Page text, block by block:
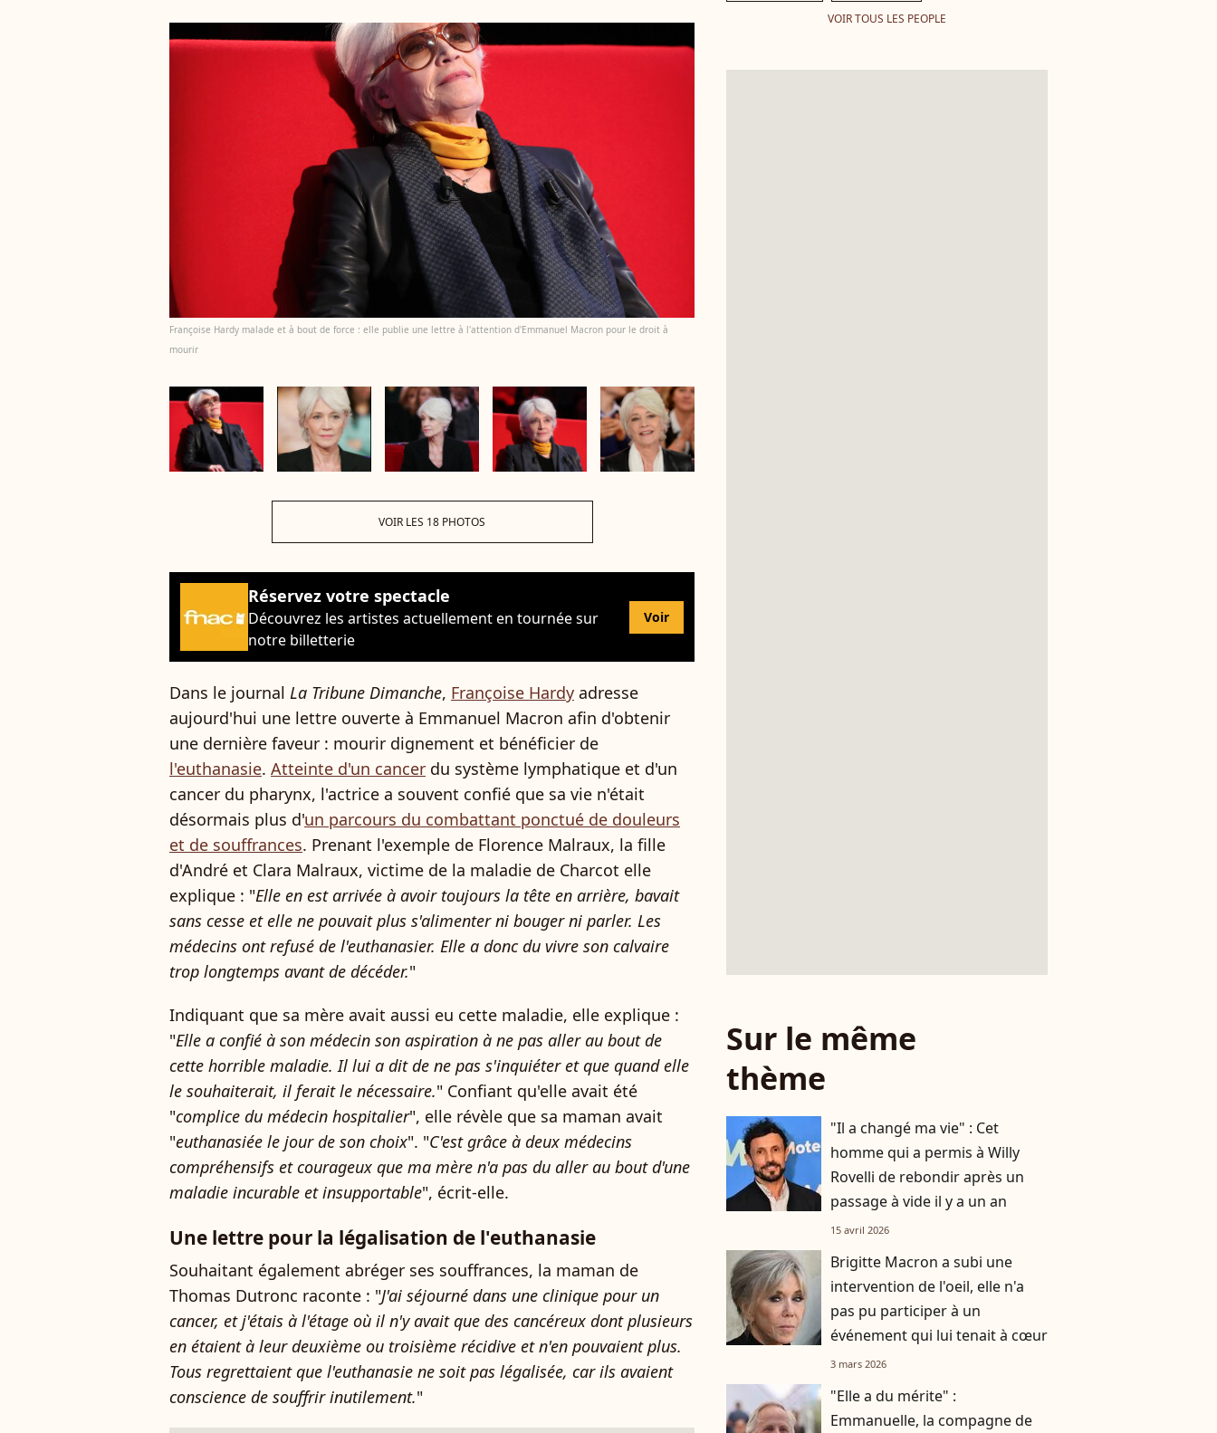
Françoise Hardy malade et à bout de force : elle publie une lettre à l'attention d'Emmanuel Macron pour le droit à
mourir
VOIR LES 18 PHOTOS
Réservez votre spectacle
Découvrez les artistes actuellement en tournée sur
notre billetterie
Voir
Dans le journal La Tribune Dimanche, Françoise Hardy adresse
aujourd'hui une lettre ouverte à Emmanuel Macron afin d'obtenir
une dernière faveur : mourir dignement et bénéficier de
l'euthanasie. Atteinte d'un cancer du système lymphatique et d'un
cancer du pharynx, l'actrice a souvent confié que sa vie n'était
désormais plus d'un parcours du combattant ponctué de douleurs
et de souffrances. Prenant l'exemple de Florence Malraux, la fille
d'André et Clara Malraux, victime de la maladie de Charcot elle
explique : "Elle en est arrivée à avoir toujours la tête en arrière, bavait
sans cesse et elle ne pouvait plus s'alimenter ni bouger ni parler. Les
médecins ont refusé de l'euthanasier. Elle a donc du vivre son calvaire
trop longtemps avant de décéder."
Indiquant que sa mère avait aussi eu cette maladie, elle explique :
"Elle a confié à son médecin son aspiration à ne pas aller au bout de
cette horrible maladie. Il lui a dit de ne pas s'inquiéter et que quand elle
le souhaiterait, il ferait le nécessaire." Confiant qu'elle avait été
"complice du médecin hospitalier", elle révèle que sa maman avait
"euthanasiée le jour de son choix". "C'est grâce à deux médecins
compréhensifs et courageux que ma mère n'a pas du aller au bout d'une
maladie incurable et insupportable", écrit-elle.
Une lettre pour la légalisation de l'euthanasie
Souhaitant également abréger ses souffrances, la maman de
Thomas Dutronc raconte : "J'ai séjourné dans une clinique pour un
cancer, et j'étais à l'étage où il n'y avait que des cancéreux dont plusieurs
en étaient à leur deuxième ou troisième récidive et n'en pouvaient plus.
Tous regrettaient que l'euthanasie ne soit pas légalisée, car ils avaient
conscience de souffrir inutilement."
VOIR TOUS LES PEOPLE
Sur le même
thème
"Il a changé ma vie" : Cet
homme qui a permis à Willy
Rovelli de rebondir après un
passage à vide il y a un an
15 avril 2026
Brigitte Macron a subi une
intervention de l'oeil, elle n'a
pas pu participer à un
événement qui lui tenait à cœur
3 mars 2026
"Elle a du mérite" :
Emmanuelle, la compagne de